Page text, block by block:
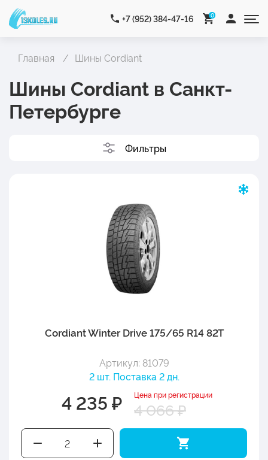
+7 (952) 384-47-16 0
Главная Шины Cordiant
Шины Cordiant в Санкт-
Петербурге
Фильтры
Cordiant Winter Drive 175/65 R14 82T
Артикул: 81079
2 шт. Поставка 2 дн.
4 235 ₽ Цена при регистрации
4 066 ₽